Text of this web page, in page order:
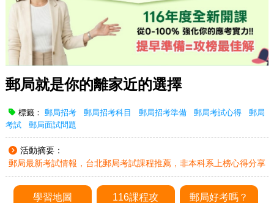
郵局就是你的離家近的選擇
標籤： 郵局招考 郵局招考科目 郵局招考準備 郵局考試心得
郵局
考試
郵局面試問題
活動摘要：
郵局最新考試情報，台北郵局考試課程推薦，非本科系上榜心得分享
學習地圖 116課程攻 郵局好考嗎？